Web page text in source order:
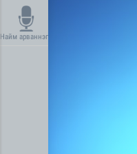
Найм арваннэг